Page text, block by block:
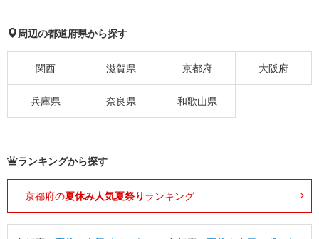
周辺の都道府県から探す
関西 滋賀県 京都府 大阪府
兵庫県 奈良県 和歌山県
ランキングから探す
京都府の夏休み人気夏祭り ランキング